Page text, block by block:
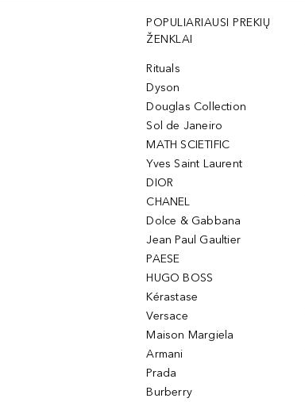
POPULIARIAUSI PREKIŲ
ŽENKLAI
Rituals
Dyson
Douglas Collection
Sol de Janeiro
MATH SCIETIFIC
Yves Saint Laurent
DIOR
CHANEL
Dolce & Gabbana
Jean Paul Gaultier
PAESE
HUGO BOSS
Kérastase
Versace
Maison Margiela
Armani
Prada
Burberry